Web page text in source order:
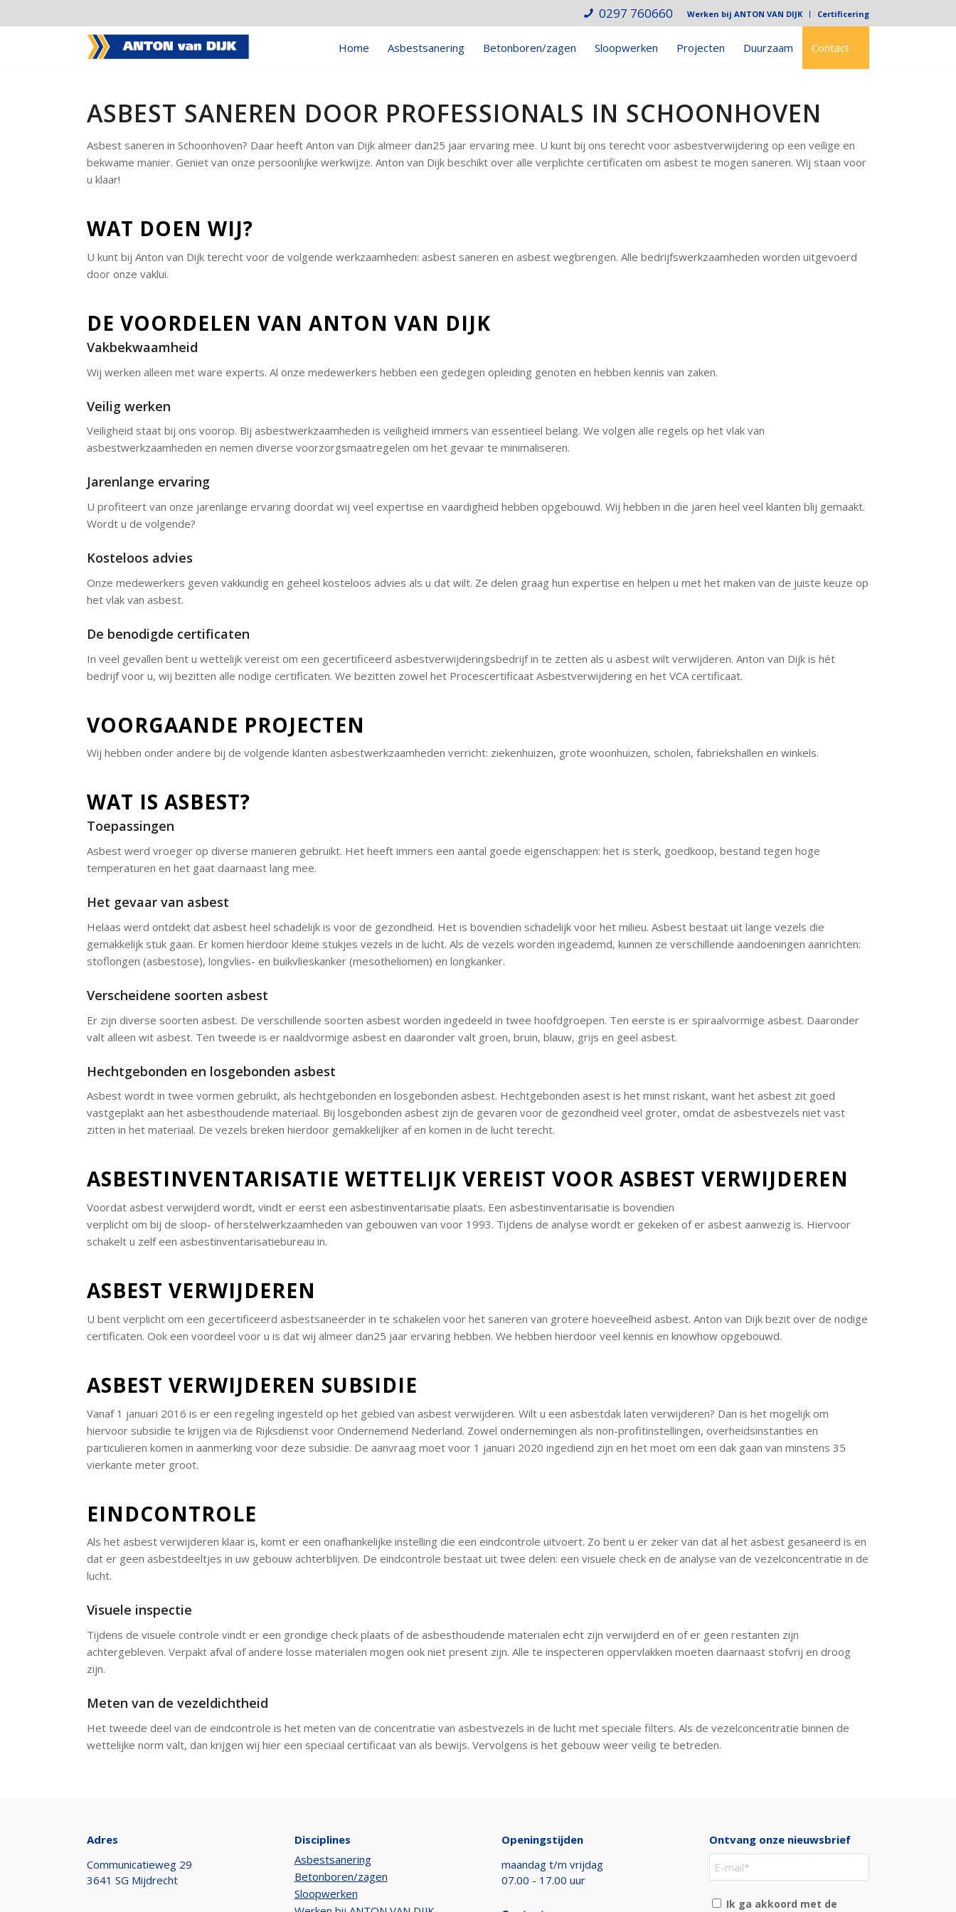
Werken bij ANTON VAN DIJK Certificering
0297 760660
Home Asbestsanering Betonboren/zagen Sloopwerken Projecten Duurzaam Contact
ASBEST SANEREN DOOR PROFESSIONALS IN SCHOONHOVEN
Asbest saneren in Schoonhoven? Daar heeft Anton van Dijk almeer dan25 jaar ervaring mee. U kunt bij ons terecht voor asbestverwijdering op een veilige en
bekwame manier. Geniet van onze persoonlijke werkwijze. Anton van Dijk beschikt over alle verplichte certificaten om asbest te mogen saneren. Wij staan voor
u klaar!
WAT DOEN WIJ?
U kunt bij Anton van Dijk terecht voor de volgende werkzaamheden: asbest saneren en asbest wegbrengen. Alle bedrijfswerkzaamheden worden uitgevoerd
door onze vaklui.
DE VOORDELEN VAN ANTON VAN DIJK
Vakbekwaamheid
Wij werken alleen met ware experts. Al onze medewerkers hebben een gedegen opleiding genoten en hebben kennis van zaken.
Veilig werken
Veiligheid staat bij ons voorop. Bij asbestwerkzaamheden is veiligheid immers van essentieel belang. We volgen alle regels op het vlak van
asbestwerkzaamheden en nemen diverse voorzorgsmaatregelen om het gevaar te minimaliseren.
Jarenlange ervaring
U profiteert van onze jarenlange ervaring doordat wij veel expertise en vaardigheid hebben opgebouwd. Wij hebben in die jaren heel veel klanten blij gemaakt.
Wordt u de volgende?
Kosteloos advies
Onze medewerkers geven vakkundig en geheel kosteloos advies als u dat wilt. Ze delen graag hun expertise en helpen u met het maken van de juiste keuze op
het vlak van asbest.
De benodigde certificaten
In veel gevallen bent u wettelijk vereist om een gecertificeerd asbestverwijderingsbedrijf in te zetten als u asbest wilt verwijderen. Anton van Dijk is hét
bedrijf voor u, wij bezitten alle nodige certificaten. We bezitten zowel het Procescertificaat Asbestverwijdering en het VCA certificaat.
VOORGAANDE PROJECTEN
Wij hebben onder andere bij de volgende klanten asbestwerkzaamheden verricht: ziekenhuizen, grote woonhuizen, scholen, fabriekshallen en winkels.
WAT IS ASBEST?
Toepassingen
Asbest werd vroeger op diverse manieren gebruikt. Het heeft immers een aantal goede eigenschappen: het is sterk, goedkoop, bestand tegen hoge
temperaturen en het gaat daarnaast lang mee.
Het gevaar van asbest
Helaas werd ontdekt dat asbest heel schadelijk is voor de gezondheid. Het is bovendien schadelijk voor het milieu. Asbest bestaat uit lange vezels die
gemakkelijk stuk gaan. Er komen hierdoor kleine stukjes vezels in de lucht. Als de vezels worden ingeademd, kunnen ze verschillende aandoeningen aanrichten:
stoflongen (asbestose), longvlies- en buikvlieskanker (mesotheliomen) en longkanker.
Verscheidene soorten asbest
Er zijn diverse soorten asbest. De verschillende soorten asbest worden ingedeeld in twee hoofdgroepen. Ten eerste is er spiraalvormige asbest. Daaronder
valt alleen wit asbest. Ten tweede is er naaldvormige asbest en daaronder valt groen, bruin, blauw, grijs en geel asbest.
Hechtgebonden en losgebonden asbest
Asbest wordt in twee vormen gebruikt, als hechtgebonden en losgebonden asbest. Hechtgebonden asest is het minst riskant, want het asbest zit goed
vastgeplakt aan het asbesthoudende materiaal. Bij losgebonden asbest zijn de gevaren voor de gezondheid veel groter, omdat de asbestvezels niet vast
zitten in het materiaal. De vezels breken hierdoor gemakkelijker af en komen in de lucht terecht.
ASBESTINVENTARISATIE WETTELIJK VEREIST VOOR ASBEST VERWIJDEREN
Voordat asbest verwijderd wordt, vindt er eerst een asbestinventarisatie plaats. Een asbestinventarisatie is bovendien
verplicht om bij de sloop- of herstelwerkzaamheden van gebouwen van voor 1993. Tijdens de analyse wordt er gekeken of er asbest aanwezig is. Hiervoor
schakelt u zelf een asbestinventarisatiebureau in.
ASBEST VERWIJDEREN
U bent verplicht om een gecertificeerd asbestsaneerder in te schakelen voor het saneren van grotere hoeveelheid asbest. Anton van Dijk bezit over de nodige
certificaten. Ook een voordeel voor u is dat wij almeer dan25 jaar ervaring hebben. We hebben hierdoor veel kennis en knowhow opgebouwd.
ASBEST VERWIJDEREN SUBSIDIE
Vanaf 1 januari 2016 is er een regeling ingesteld op het gebied van asbest verwijderen. Wilt u een asbestdak laten verwijderen? Dan is het mogelijk om
hiervoor subsidie te krijgen via de Rijksdienst voor Ondernemend Nederland. Zowel ondernemingen als non-profitinstellingen, overheidsinstanties en
particulieren komen in aanmerking voor deze subsidie. De aanvraag moet voor 1 januari 2020 ingediend zijn en het moet om een dak gaan van minstens 35
vierkante meter groot.
EINDCONTROLE
Als het asbest verwijderen klaar is, komt er een onafhankelijke instelling die een eindcontrole uitvoert. Zo bent u er zeker van dat al het asbest gesaneerd is en
dat er geen asbestdeeltjes in uw gebouw achterblijven. De eindcontrole bestaat uit twee delen: een visuele check en de analyse van de vezelconcentratie in de
lucht.
Visuele inspectie
Tijdens de visuele controle vindt er een grondige check plaats of de asbesthoudende materialen echt zijn verwijderd en of er geen restanten zijn
achtergebleven. Verpakt afval of andere losse materialen mogen ook niet present zijn. Alle te inspecteren oppervlakken moeten daarnaast stofvrij en droog
zijn.
Meten van de vezeldichtheid
Het tweede deel van de eindcontrole is het meten van de concentratie van asbestvezels in de lucht met speciale filters. Als de vezelconcentratie binnen de
wettelijke norm valt, dan krijgen wij hier een speciaal certificaat van als bewijs. Vervolgens is het gebouw weer veilig te betreden.
Adres
Communicatieweg 29
3641 SG Mijdrecht
Disciplines
Asbestsanering
Betonboren/zagen
Sloopwerken
Openingstijden
maandag t/m vrijdag
07.00 - 17.00 uur
Ontvang onze nieuwsbrief
Ik ga akkoord met de